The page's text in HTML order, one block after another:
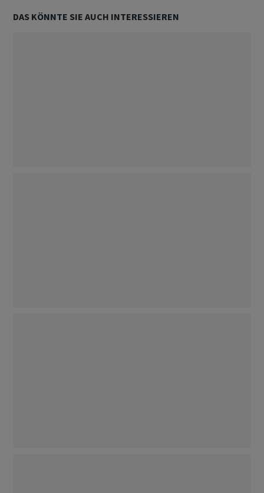
DAS KÖNNTE SIE AUCH INTERESSIEREN